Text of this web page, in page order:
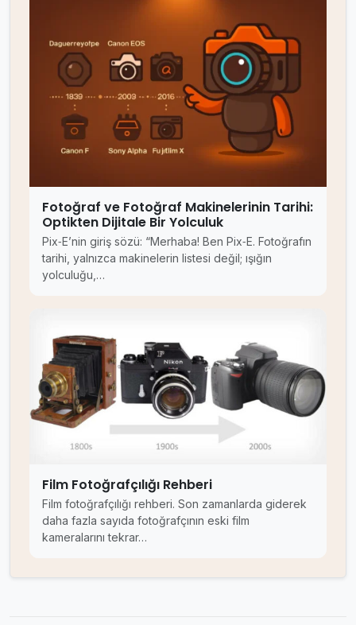
Fotoğraf ve Fotoğraf Makinelerinin Tarihi:
Optikten Dijitale Bir Yolculuk
Pix‑E’nin giriş sözü: “Merhaba! Ben Pix‑E. Fotoğrafın
tarihi, yalnızca makinelerin listesi değil; ışığın
yolculuğu,…
Film Fotoğrafçılığı Rehberi
Film fotoğrafçılığı rehberi. Son zamanlarda giderek
daha fazla sayıda fotoğrafçının eski film
kameralarını tekrar…